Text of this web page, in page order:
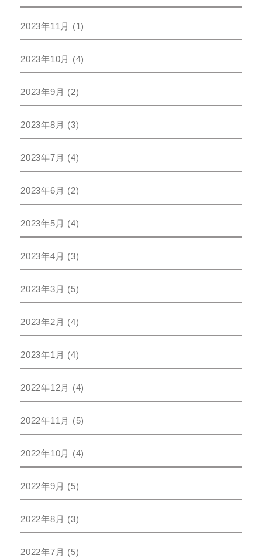
2023年11月 (1)
2023年10月 (4)
2023年9月 (2)
2023年8月 (3)
2023年7月 (4)
2023年6月 (2)
2023年5月 (4)
2023年4月 (3)
2023年3月 (5)
2023年2月 (4)
2023年1月 (4)
2022年12月 (4)
2022年11月 (5)
2022年10月 (4)
2022年9月 (5)
2022年8月 (3)
2022年7月 (5)